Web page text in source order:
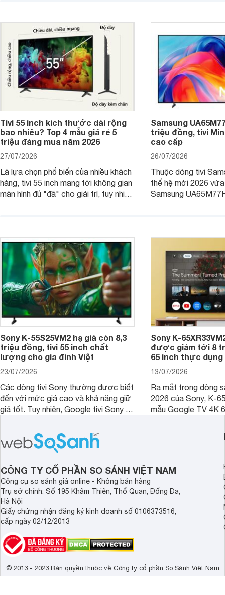
Tivi 55 inch kích thước dài rộng
bao nhiêu? Top 4 mẫu giá rẻ 5
triệu đáng mua năm 2026
27/07/2026
Là lựa chọn phổ biến của nhiều khách
hàng, tivi 55 inch mang tới không gian
màn hình đủ "đã" cho giải trí, tuy nhiên
dùng cho phòng bao nhiêu m2?
Samsung
triệu đồng, tivi
cao cấp
26/07/2026
Thuộc dòng tivi
thế hệ mới 2026
Samsung
Sony K-55S25VM2 hạ giá còn 8,3
triệu đồng, tivi 55 inch chất
lượng cho gia đình Việt
23/07/2026
Các dòng tivi Sony thường được biết
đến với mức giá cao và khả năng giữ
giá tốt. Tuy nhiên, Google tivi Sony 55
hợp đáng chú ý khi có mức giá dễ
tiếp cận hơn dù mới ra mắt trong năm
Sony K-
được giảm tới 8
65 inch thực
13/07/2026
Ra mắt trong dòng
2026 của Sony, K-
mẫu Google TV 4K
tảng Google TV
nghệ hỗ trợ nâng
CÔNG TY CỔ PHẦN SO SÁNH VIỆT NAM
Công cụ so sánh giá online - Không bán hàng
Trụ sở chính: Số 195 Khâm Thiên, Thổ Quan, Đống Đa,
Hà Nội
Giấy chứng nhận đăng ký kinh doanh số 0106373516,
cấp ngày 02/12/2013
© 2013 - 2023 Bản quyền thuộc về Công ty cổ phần So Sánh Việt Nam